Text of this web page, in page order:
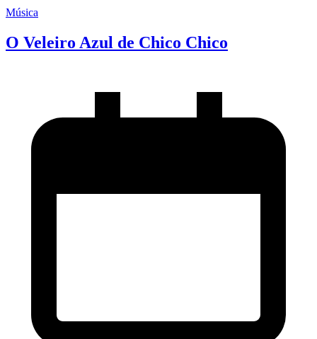
Música
O Veleiro Azul de Chico Chico